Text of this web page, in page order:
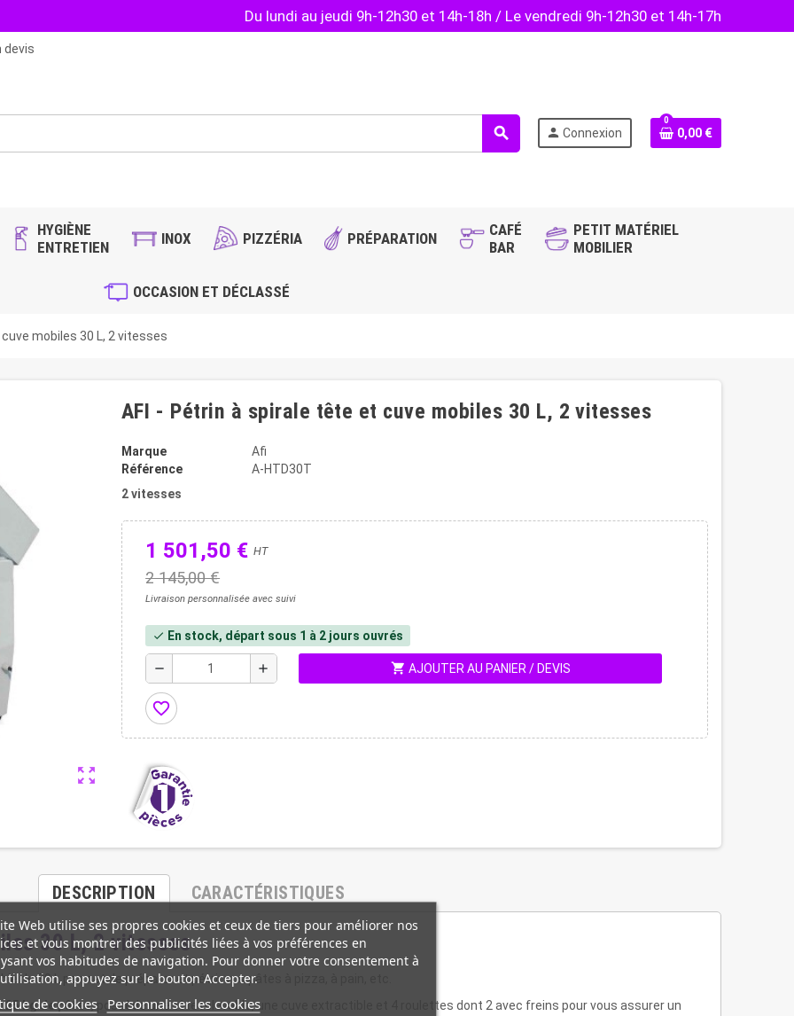
Du lundi au jeudi 9h-12h30 et 14h-18h / Le vendredi 9h-12h30 et 14h-17h
devis
search person Connexion
0
0,00 €
HYGIÈNE
ENTRETIEN
INOX PIZZÉRIA PRÉPARATION
CAFÉ
BAR
PETIT MATÉRIEL
MOBILIER
OCCASION ET DÉCLASSÉ
mobiles 30 L, 2 vitesses
zoom_out_map
AFI - Pétrin à spirale tête et cuve mobiles 30 L, 2 vitesses
Marque
Afi
Référence
A-HTD30T
2 vitesses
1 501,50 € HT
2 145,00 €
Livraison personnalisée avec suivi
check En stock, départ sous 1 à 2 jours ouvrés
remove add shopping_cart AJOUTER AU PANIER / DEVIS
favorite_border
DESCRIPTION CARACTÉRISTIQUES
30 L, 2 vitesses
de 30 L permet de préparer et pétrir vos pâtes à pizza, à pain, etc.
kg de pâtes, possède une tête relevable, une cuve extractible et 4 roulettes dont 2 avec freins pour vous assurer un
Web utilise ses propres cookies et ceux de tiers pour améliorer nos
et vous montrer des publicités liées à vos préférences en
vos habitudes de navigation. Pour donner votre consentement à
appuyez sur le bouton Accepter.
de cookies Personnaliser les cookies